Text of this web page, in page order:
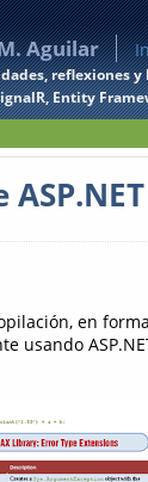
Aguilar
reflexiones
Entity
en
usando